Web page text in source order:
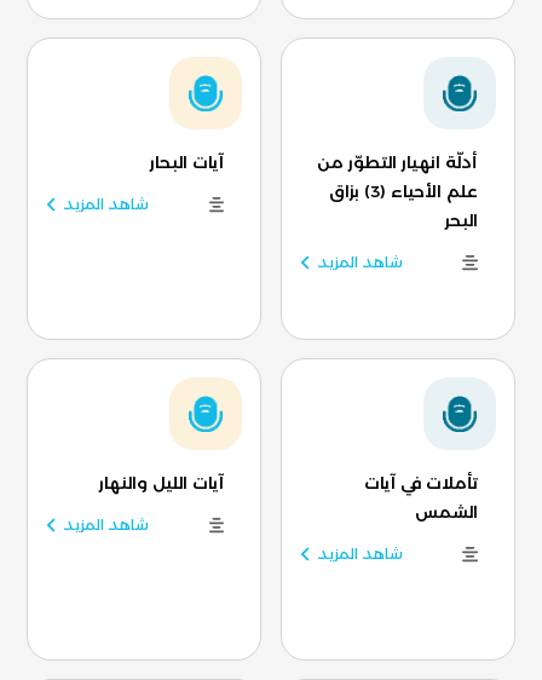
أدلّة انهيار التطوّر من
علم الأحياء (3) بزاق
البحر
شاهد المزيد
آيات البحار
شاهد المزيد
تأملات في آيات
الشمس
شاهد المزيد
آيات الليل والنهار
شاهد المزيد